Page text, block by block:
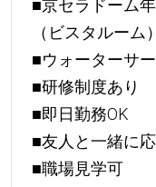
■京セラドーム
（ビスタルーム）
■ウォーターサ
■研修制度あり
■即日勤務OK
■友人と一緒に
■職場見学可